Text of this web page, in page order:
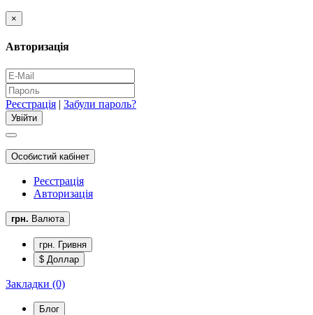
×
Авторизація
Реєстрація | Забули пароль?
Особистий кабінет
Реєстрація
Авторизація
грн. Валюта
грн. Гривня
$ Доллар
Закладки (0)
Блог